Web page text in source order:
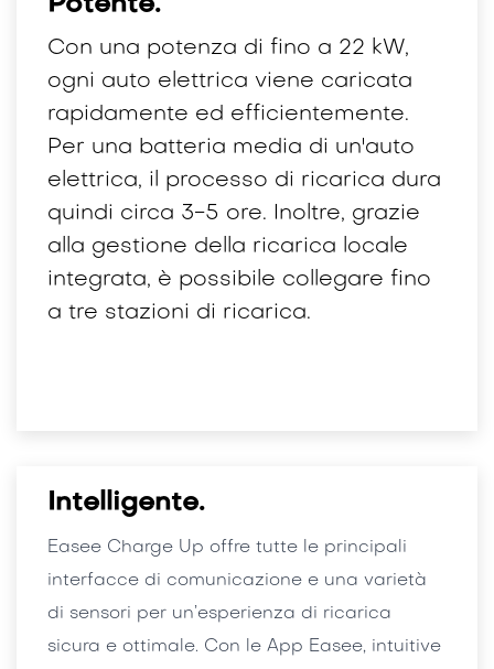
Potente.
Con una potenza di fino a 22 kW,
ogni auto elettrica viene caricata
rapidamente ed efficientemente.
Per una batteria media di un'auto
elettrica, il processo di ricarica dura
quindi circa 3-5 ore. Inoltre, grazie
alla gestione della ricarica locale
integrata, è possibile collegare fino
a tre stazioni di ricarica.
Intelligente.
Easee Charge Up offre tutte le principali
interfacce di comunicazione e una varietà
di sensori per un’esperienza di ricarica
sicura e ottimale. Con le App Easee, intuitive